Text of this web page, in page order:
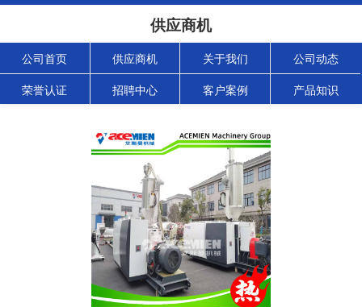
供应商机
公司首页 供应商机 关于我们 公司动态
荣誉认证 招聘中心 客户案例 产品知识